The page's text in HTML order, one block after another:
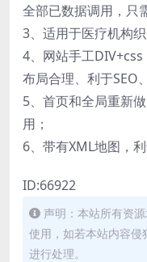
全部已数据调用，只
3、适用于医疗机构
4、网站手工DIV+css
布局合理、利于SEO
5、首页和全局重新
用；
6、带有XML地图，
ID:66922
声明：本站所有资
使用，如若本站内容侵
进行处理。